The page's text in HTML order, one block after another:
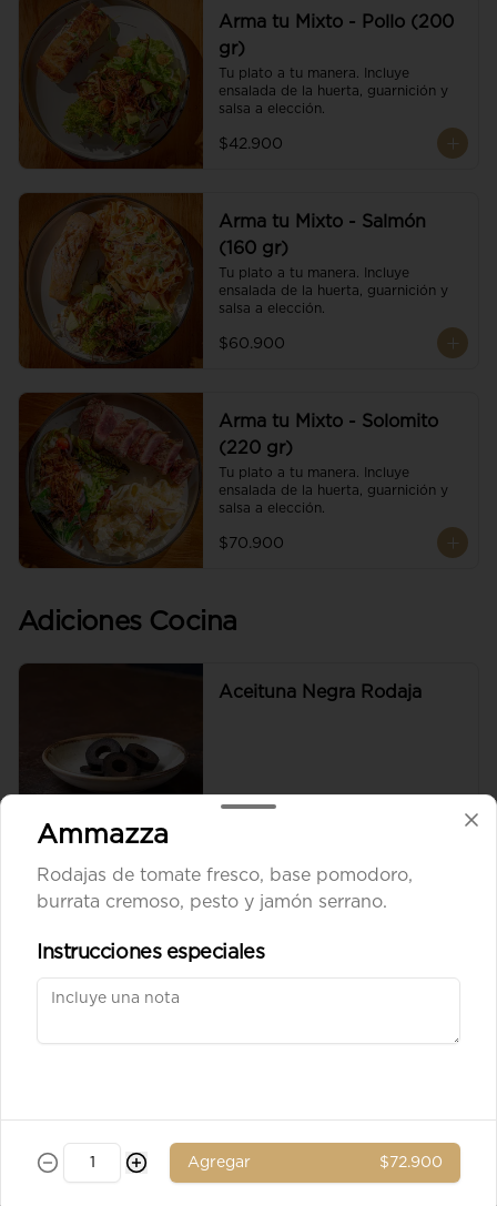
Arma tu Mixto - Pollo (200
gr)
Tu plato a tu manera. Incluye
ensalada de la huerta, guarnición y
salsa a elección.
$42.900
Arma tu Mixto - Salmón
(160 gr)
Tu plato a tu manera. Incluye
ensalada de la huerta, guarnición y
salsa a elección.
$60.900
Arma tu Mixto - Solomito
(220 gr)
Tu plato a tu manera. Incluye
ensalada de la huerta, guarnición y
salsa a elección.
$70.900
Adiciones Cocina
Aceituna Negra Rodaja
Aceituna verde entera
Ammazza
Rodajas de tomate fresco, base pomodoro,
burrata cremoso, pesto y jamón serrano.
Instrucciones especiales
Agregar $72.900